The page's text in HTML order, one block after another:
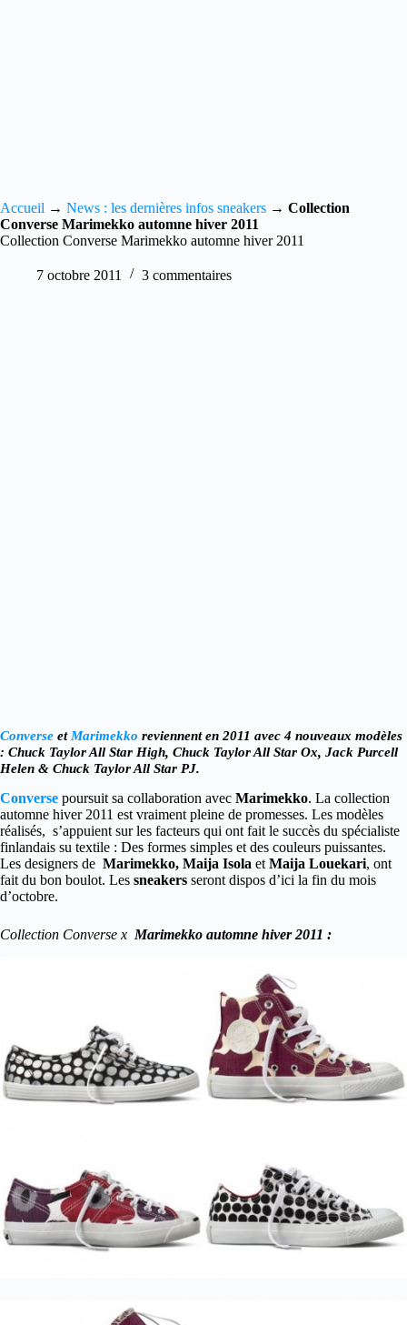
Accueil → News : les dernières infos sneakers → Collection
Converse Marimekko automne hiver 2011
Collection Converse Marimekko automne hiver 2011
7 octobre 2011 3 commentaires
Converse et Marimekko reviennent en 2011 avec 4 nouveaux modèles
: Chuck Taylor All Star High, Chuck Taylor All Star Ox, Jack Purcell
Helen & Chuck Taylor All Star PJ.
Converse poursuit sa collaboration avec Marimekko. La collection
automne hiver 2011 est vraiment pleine de promesses. Les modèles
réalisés, s’appuient sur les facteurs qui ont fait le succès du spécialiste
finlandais su textile : Des formes simples et des couleurs puissantes.
Les designers de Marimekko, Maija Isola et Maija Louekari, ont
fait du bon boulot. Les sneakers seront dispos d’ici la fin du mois
d’octobre.
Collection Converse x Marimekko automne hiver 2011 :